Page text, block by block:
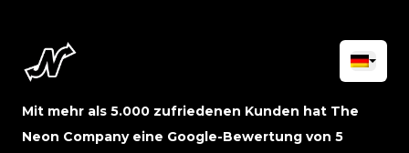
Mit mehr als 5.000 zufriedenen Kunden hat The
Neon Company eine Google-Bewertung von 5